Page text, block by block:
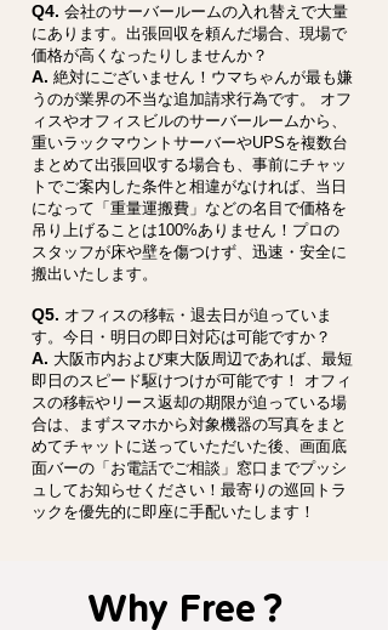
Q4. 会社のサーバールームの入れ替えで大量
にあります。出張回収を頼んだ場合、現場で
価格が高くなったりしませんか？
A. 絶対にございません！ウマちゃんが最も嫌
うのが業界の不当な追加請求行為です。 オフ
ィスやオフィスビルのサーバールームから、
重いラックマウントサーバーやUPSを複数台
まとめて出張回収する場合も、事前にチャッ
トでご案内した条件と相違がなければ、当日
になって「重量運搬費」などの名目で価格を
吊り上げることは100%ありません！プロの
スタッフが床や壁を傷つけず、迅速・安全に
搬出いたします。
Q5. オフィスの移転・退去日が迫っていま
す。今日・明日の即日対応は可能ですか？
A. 大阪市内および東大阪周辺であれば、最短
即日のスピード駆けつけが可能です！ オフィ
スの移転やリース返却の期限が迫っている場
合は、まずスマホから対象機器の写真をまと
めてチャットに送っていただいた後、画面底
面バーの「お電話でご相談」窓口までプッシ
ュしてお知らせください！最寄りの巡回トラ
ックを優先的に即座に手配いたします！
Why Free？